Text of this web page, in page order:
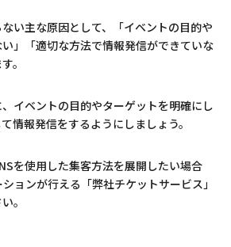
い主な原因として、「イベントの目的や
」「適切な方法で情報発信ができていな
。
イベントの目的やターゲットを明確にし
情報発信をするようにしましょう。
を使用した集客方法を展開したい場合
ョンが行える「弊社チケットサービス」
。